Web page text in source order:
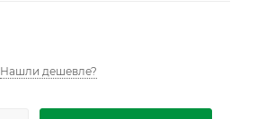
Нашли дешевле?